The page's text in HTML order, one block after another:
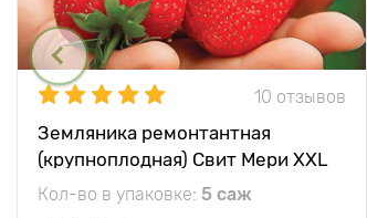
10 отзывов
Земляника ремонтантная
(крупноплодная) Свит Мери XXL
Кол-во в упаковке: 5 саж